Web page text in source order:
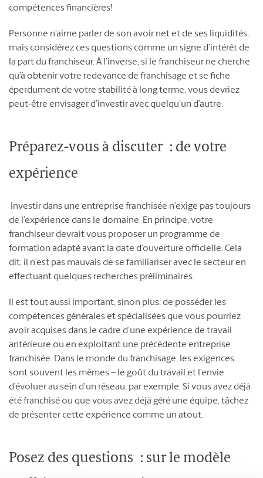
compétences financières!
Personne n’aime parler de son avoir net et de ses liquidités,
mais considérez ces questions comme un signe d’intérêt de
la part du franchiseur. À l’inverse, si le franchiseur ne cherche
qu’à obtenir votre redevance de franchisage et se fiche
éperdument de votre stabilité à long terme, vous devriez
peut-être envisager d’investir avec quelqu’un d’autre.
Préparez-vous à discuter : de votre
expérience
Investir dans une entreprise franchisée n’exige pas toujours
de l’expérience dans le domaine. En principe, votre
franchiseur devrait vous proposer un programme de
formation adapté avant la date d’ouverture officielle. Cela
dit, il n’est pas mauvais de se familiariser avec le secteur en
effectuant quelques recherches préliminaires.
Il est tout aussi important, sinon plus, de posséder les
compétences générales et spécialisées que vous pourriez
avoir acquises dans le cadre d’une expérience de travail
antérieure ou en exploitant une précédente entreprise
franchisée. Dans le monde du franchisage, les exigences
sont souvent les mêmes – le goût du travail et l’envie
d’évoluer au sein d’un réseau, par exemple. Si vous avez déjà
été franchisé ou que vous avez déjà géré une équipe, tâchez
de présenter cette expérience comme un atout.
Posez des questions : sur le modèle